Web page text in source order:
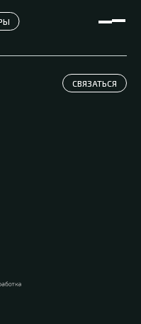
СВЯЗАТЬСЯ